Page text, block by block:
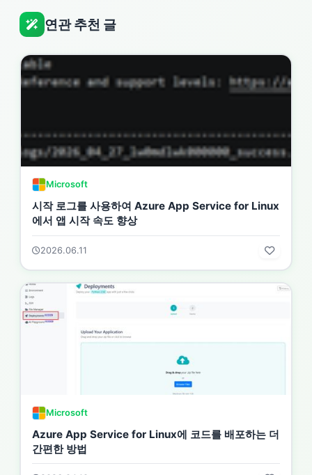
연관 추천 글
Microsoft
시작 로그를 사용하여 Azure App Service for Linux
에서 앱 시작 속도 향상
2026.06.11
Microsoft
Azure App Service for Linux에 코드를 배포하는 더
간편한 방법